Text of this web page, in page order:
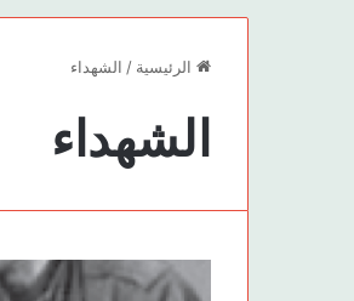
الرئيسية / الشهداء
الشهداء